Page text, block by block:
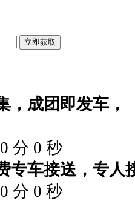
立即获取
，成团即发车，
0 分 0 秒
专车接送，专人
0 分 0 秒